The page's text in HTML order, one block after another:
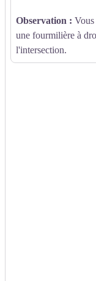
Observation :
une fourmilière à
l'intersection.